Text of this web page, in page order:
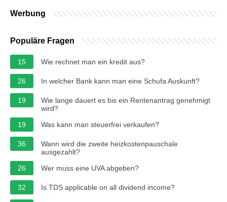
Werbung
Populäre Fragen
15 Wie rechnet man ein kredit aus?
26 In welcher Bank kann man eine Schufa Auskunft?
19
Wie lange dauert es bis ein Rentenantrag genehmigt
wird?
19
Was kann man steuerfrei verkaufen?
36
Wann wird die zweite heizkostenpauschale
ausgezahlt?
26
Wer muss eine UVA abgeben?
32 Is TDS applicable on all dividend income?